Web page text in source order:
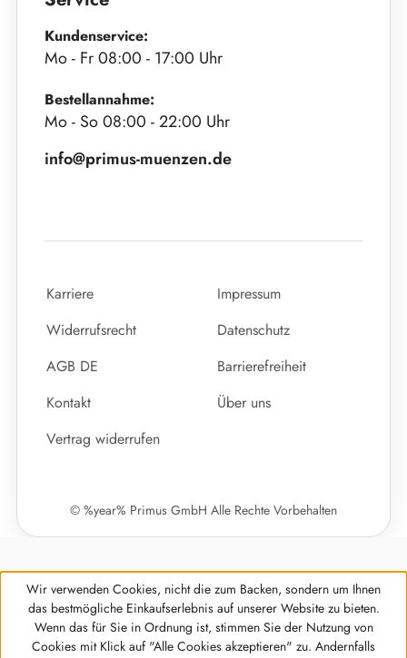
Kundenservice:
Mo - Fr 08:00 - 17:00 Uhr
Bestellannahme:
Mo - So 08:00 - 22:00 Uhr
info@primus-muenzen.de
Karriere
Impressum
Widerrufsrecht
Datenschutz
AGB DE
Barrierefreiheit
Kontakt
Über uns
Vertrag widerrufen
© %year% Primus GmbH Alle Rechte Vorbehalten
Wir verwenden Cookies, nicht die zum Backen, sondern um Ihnen
das bestmögliche Einkaufserlebnis auf unserer Website zu bieten.
Wenn das für Sie in Ordnung ist, stimmen Sie der Nutzung von
Cookies mit Klick auf "Alle Cookies akzeptieren" zu. Andernfalls